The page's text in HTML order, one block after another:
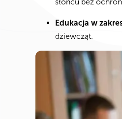
słońcu bez
Edukacja w
dziewcząt.